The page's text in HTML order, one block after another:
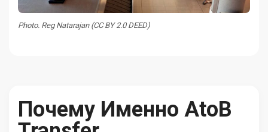
Photo. Reg Natarajan (CC BY 2.0 DEED)
Почему Именно AtoB